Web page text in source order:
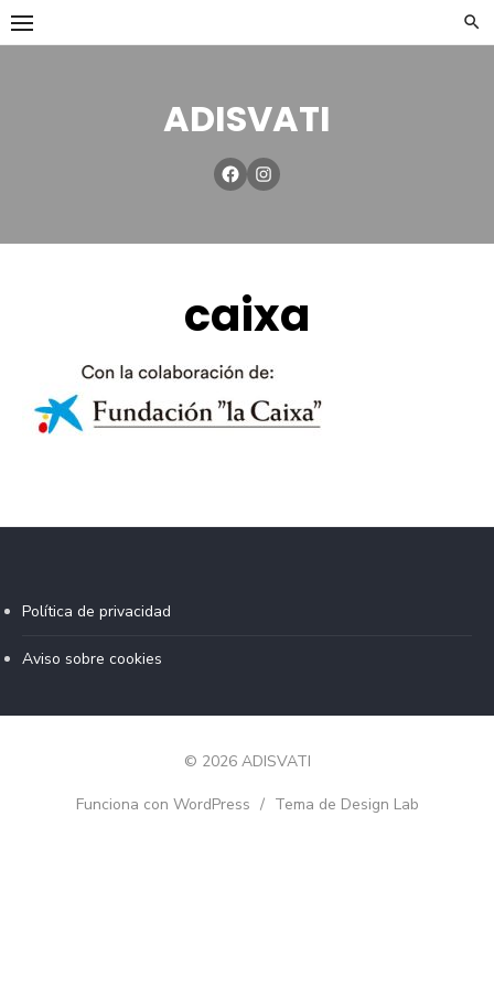
ADISVATI
caixa
Política de privacidad
Aviso sobre cookies
© 2026 ADISVATI
Funciona con WordPress / Tema de Design Lab